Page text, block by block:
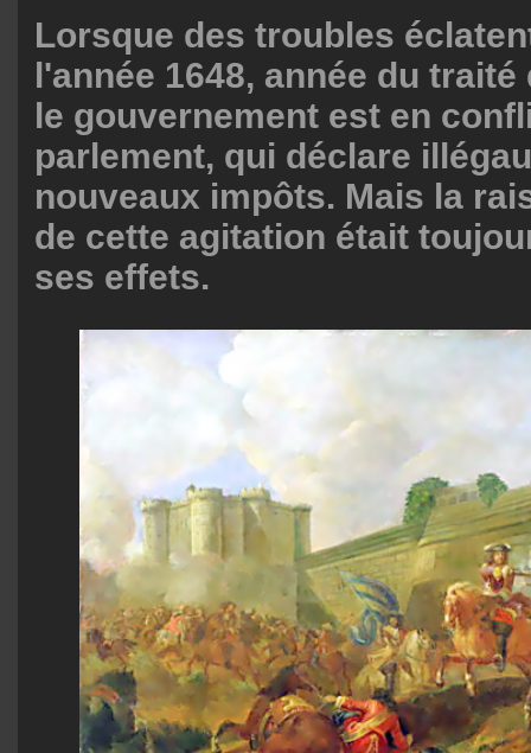
Lorsque des troubles
l'année 1648, année du
le gouvernement est en
parlement, qui déclare
nouveaux impôts. Mais la
de cette agitation était
ses effets.